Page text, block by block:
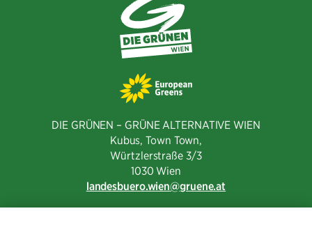
DIE GRÜNEN – GRÜNE ALTERNATIVE WIEN
Kubus, Town Town,
Würtzlerstraße 3/3​
1030 Wien
landesbuero.wien
gruene.at